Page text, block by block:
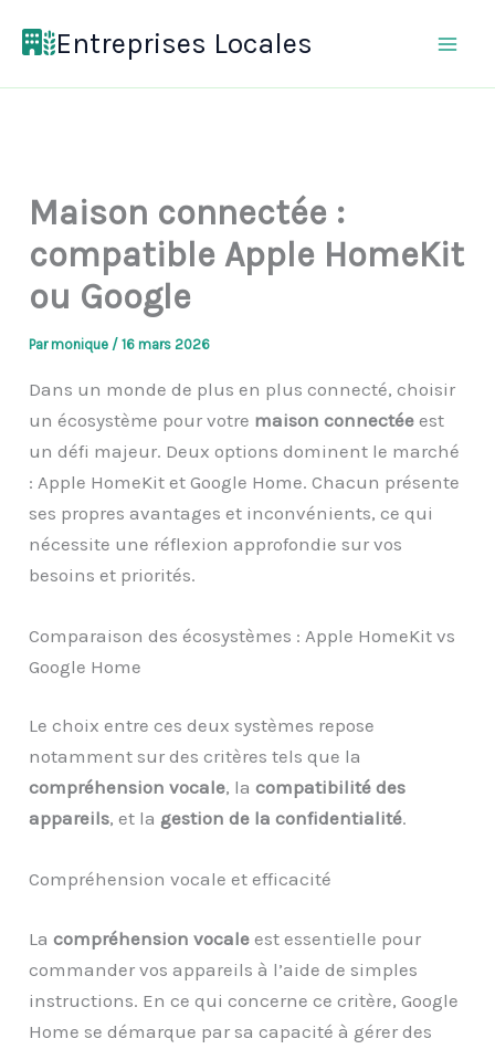
Entreprises Locales
Maison connectée :
compatible Apple HomeKit
ou Google
Parmonique /16 mars 2026
Dans un monde de plus en plus connecté, choisir
un écosystème pour votre maison connectée est
un défi majeur. Deux options dominent le marché
: Apple HomeKit et Google Home. Chacun présente
ses propres avantages et inconvénients, ce qui
nécessite une réflexion approfondie sur vos
besoins et priorités.
Comparaison des écosystèmes : Apple HomeKit vs
Google Home
Le choix entre ces deux systèmes repose
notamment sur des critères tels que la
compréhension vocale, lacompatibilité des
appareils, et la gestion de la confidentialité.
Compréhension vocale et efficacité
Lacompréhension vocale est essentielle pour
commander vos appareils à l’aide de simples
instructions. En ce qui concerne ce critère, Google
Home se démarque par sa capacité à gérer des